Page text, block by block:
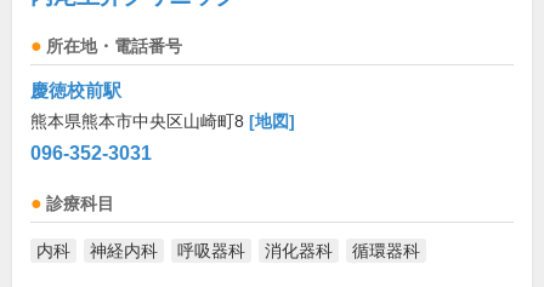
所在地・電話番号
慶徳校前駅
熊本県熊本市中央区山崎町8 [地図]
096-352-3031
診療科目
内科 神経内科 呼吸器科 消化器科 循環器科